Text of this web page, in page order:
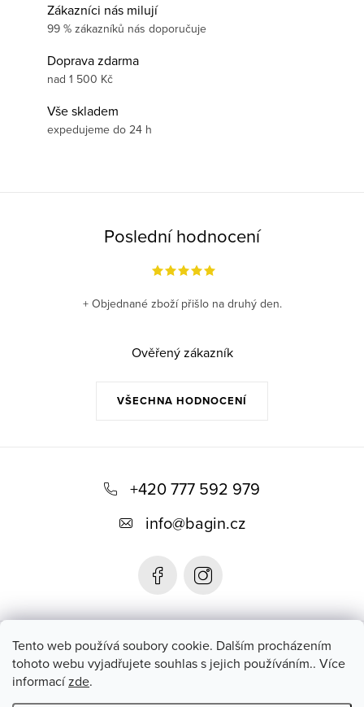
Tento web používá soubory cookie. Dalším procházením
tohoto webu vyjadřujete souhlas s jejich používáním.. Více
informacízde.
Zákazníci nás milují
99 % zákazníků nás doporučuje
Doprava zdarma
nad 1 500 Kč
Vše skladem
expedujeme do 24 h
Poslední hodnocení
VŠECHNA HODNOCENÍ
+ Objednané zboží přišlo na druhý den.
Ověřený zákazník
+420 777 592 979
info@bagin.cz
Bagin.cz
Instagram